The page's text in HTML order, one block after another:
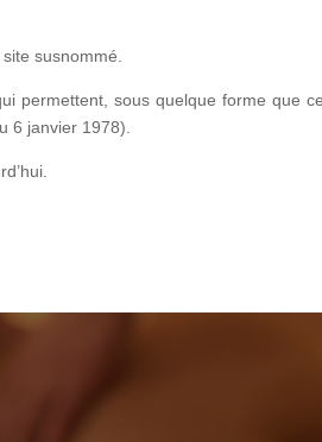
susnommé.
permettent, sous quelque forme que
6 janvier 1978).